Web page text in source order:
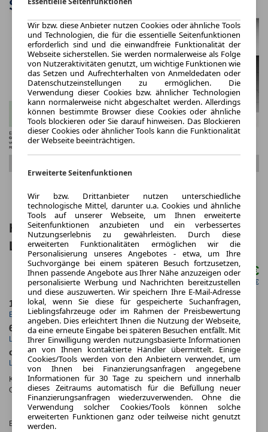
Hyundai Ioniq 5 TECHNIQ CARPLAY
LED NAVI KAMERA SHZ
ab mtl.539,00 €
netto mtl. 452,94 €
1.2026
Erstzulassung
10.000,0 km
Jahrliche Fahrleistung
60 Monate
Laufzeit
16 km
Kilometerstand
ca. 168 kW (228 PS)
Leistung
Elektro
Kraftstoff
Kraftstoffverbr.¹: ca. 16,0 kWh/100km(komb.)
CO
-Emissionen*:ca. 0 g/km(komb.)
Effizienzklasse:
CO₂-
KLASSE
Wir bzw. diese Anbieter nutzen Cookies oder ähnliche Tools
und Technologien, die für die essentielle Seitenfunktionen
erforderlich sind und die einwandfreie Funktionalität der
Webseite sicherstellen. Sie werden normalerweise als Folge
von Nutzeraktivitäten genutzt, um wichtige Funktionen wie
das Setzen und Aufrechterhalten von Anmeldedaten oder
Datenschutzeinstellungen zu ermöglichen. Die
Verwendung dieser Cookies bzw. ähnlicher Technologien
kann normalerweise nicht abgeschaltet werden. Allerdings
können bestimmte Browser diese Cookies oder ähnliche
Tools blockieren oder Sie darauf hinweisen. Das Blockieren
dieser Cookies oder ähnlicher Tools kann die Funktionalität
der Webseite beeinträchtigen.
Erweiterte Seitenfunktionen
Wir bzw. Drittanbieter nutzen unterschiedliche
technologische Mittel, darunter u.a. Cookies und ähnliche
Tools auf unserer Webseite, um Ihnen erweiterte
Seitenfunktionen anzubieten und ein verbessertes
Nutzungserlebnis zu gewährleisten. Durch diese
erweiterten Funktionalitäten ermöglichen wir die
Personalisierung unseres Angebotes - etwa, um Ihre
Suchvorgänge bei einem späteren Besuch fortzusetzen,
Ihnen passende Angebote aus Ihrer Nähe anzuzeigen oder
personalisierte Werbung und Nachrichten bereitzustellen
und diese auszuwerten. Wir speichern Ihre E-Mail-Adresse
lokal, wenn Sie diese für gespeicherte Suchanfragen,
Lieblingsfahrzeuge oder im Rahmen der Preisbewertung
angeben. Dies erleichtert Ihnen die Nutzung der Webseite,
da eine erneute Eingabe bei späteren Besuchen entfällt. Mit
Ihrer Einwilligung werden nutzungsbasierte Informationen
an von Ihnen kontaktierte Händler übermittelt. Einige
Cookies/Tools werden von den Anbietern verwendet, um
von Ihnen bei Finanzierungsanfragen angegebene
Informationen für 30 Tage zu speichern und innerhalb
dieses Zeitraums automatisch für die Befüllung neuer
Finanzierungsanfragen wiederzuverwenden. Ohne die
Verwendung solcher Cookies/Tools können solche
erweiterten Funktionen ganz oder teilweise nicht genutzt
werden.